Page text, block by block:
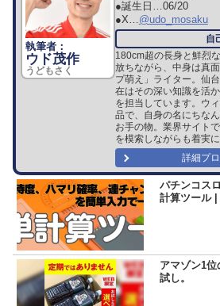
ウド茂作
うどもさく
●誕生日…06/20
●X…@udo_mosaku
180cm超の長身と鮮烈
放ちながら、中身は真
プ萌え」ライター。仙
在はその深い知識を活
を担当しています。ウ
品で、自身の名にちな
お手の物。業界サイト
を模索しながらも着実
詳細プ
パチンコス
計算ツール
アマゾン1
試し。